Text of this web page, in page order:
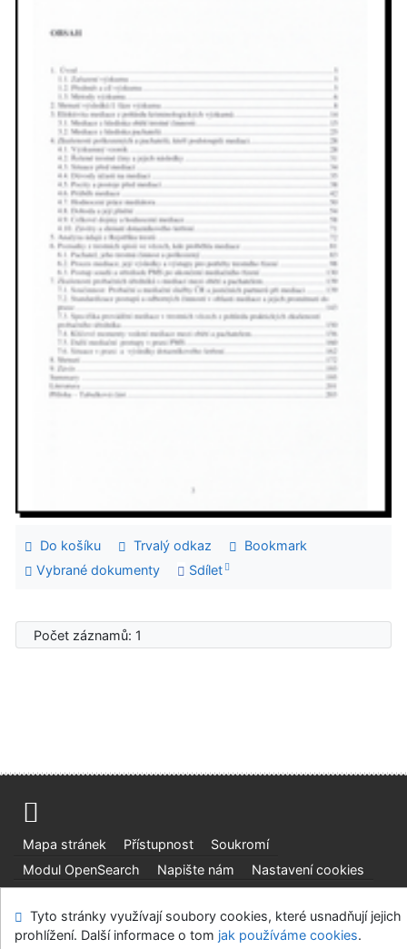
Do košíku Trvalý odkaz
Bookmark
Vybrané dokumenty
Sdílet
Počet záznamů: 1
Mapa stránek Přístupnost
Soukromí
Modul OpenSearch
Napište nám Nastavení cookies
Ústavní soud, IČO: 48513687, se sídlem Joštova 625/8,
660 83 Brno
Tyto stránky využívají soubory cookies, které usnadňují jejich
prohlížení. Další informace o tom jak používáme cookies.